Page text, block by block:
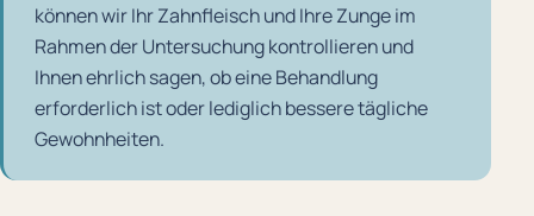
können wir Ihr Zahnfleisch und Ihre Zunge im
Rahmen der Untersuchung kontrollieren und
Ihnen ehrlich sagen, ob eine Behandlung
erforderlich ist oder lediglich bessere tägliche
Gewohnheiten.